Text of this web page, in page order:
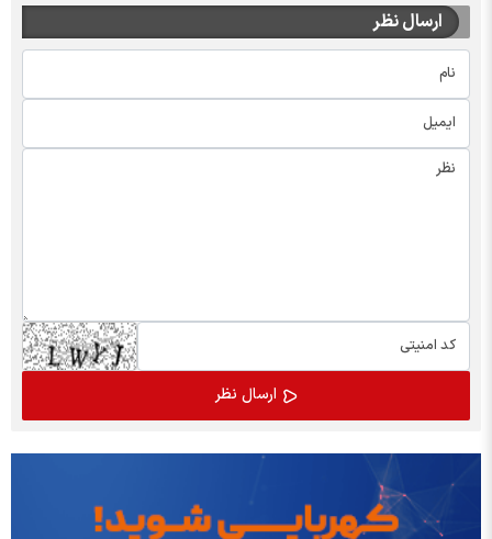
ارسال نظر